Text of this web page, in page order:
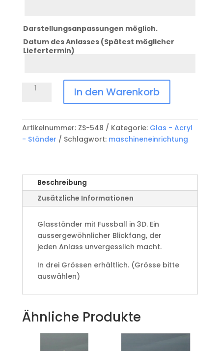
Darstellungsanpassungen möglich.
Datum des Anlasses (Spätest möglicher
Liefertermin)
Glasständer
548
Menge
In den Warenkorb
Artikelnummer: ZS-548 Kategorie: Glas - Acryl
- Ständer
Schlagwort: maschineneinrichtung
Beschreibung
Zusätzliche Informationen
Glasständer mit Fussball in 3D. Ein
aussergewöhnlicher Blickfang, der
jeden Anlass unvergesslich macht.
In drei Grössen erhältlich. (Grösse bitte
auswählen)
Ähnliche Produkte